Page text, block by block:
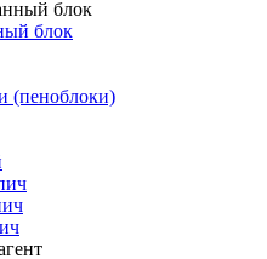
блок
(пеноблоки)